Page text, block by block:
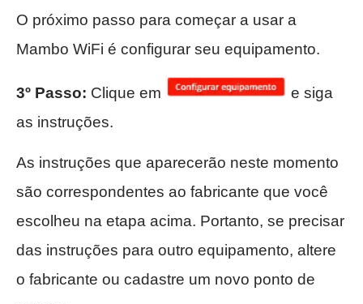
O próximo passo para começar a usar a
Mambo WiFi é configurar seu equipamento.
3º Passo: Clique em
e siga
as instruções.
As instruções que aparecerão neste momento
são correspondentes ao fabricante que você
escolheu na etapa acima. Portanto, se precisar
das instruções para outro equipamento, altere
o fabricante ou cadastre um novo ponto de